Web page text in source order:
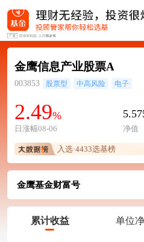
金鹰信息产业股票A
003853 股票型 中高风险 电子
2.49%
日涨幅08-06 净值
入选·4433选基榜
金鹰基金财富号
累计收益 单位